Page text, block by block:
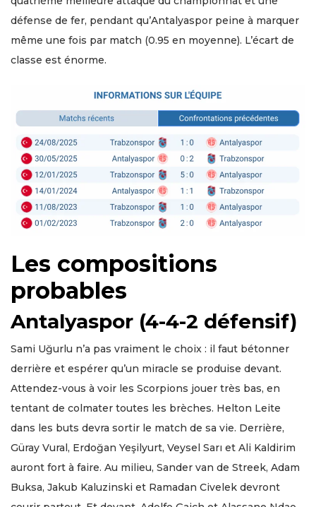
défense de fer, pendant qu’Antalyaspor peine à marquer
même une fois par match (0.95 en moyenne). L’écart de
classe est énorme.
Les compositions
probables
Antalyaspor (4-4-2 défensif)
Sami Uğurlu n’a pas vraiment le choix : il faut bétonner
derrière et espérer qu’un miracle se produise devant.
Attendez-vous à voir les Scorpions jouer très bas, en
tentant de colmater toutes les brèches. Helton Leite
dans les buts devra sortir le match de sa vie. Derrière,
Güray Vural, Erdoğan Yeşilyurt, Veysel Sarı et Ali Kaldirim
auront fort à faire. Au milieu, Sander van de Streek, Adam
Buksa, Jakub Kaluzinski et Ramadan Civelek devront